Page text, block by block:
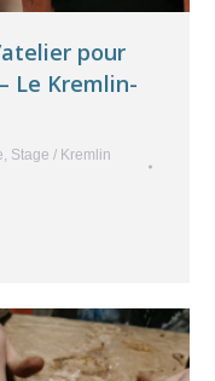
pour
Le Kremlin-
, Stage / Kremlin